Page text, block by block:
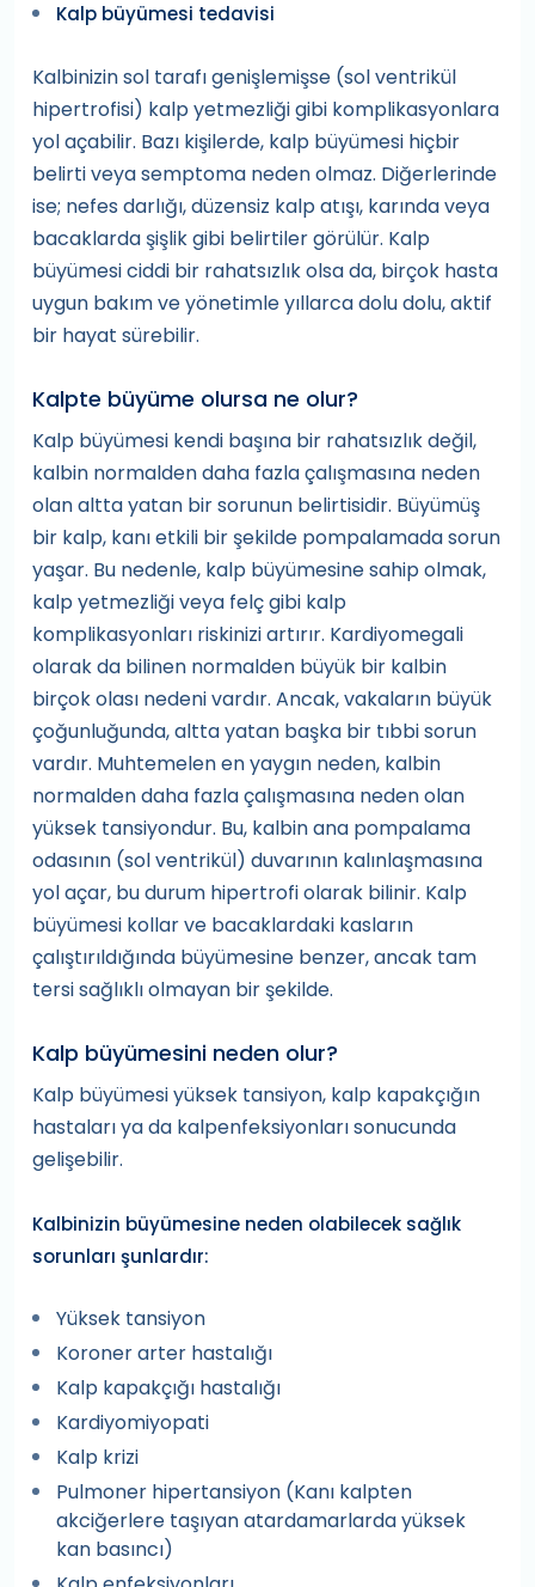
Kalp büyümesi tedavisi
Kalbinizin sol tarafı genişlemişse (sol ventrikül
hipertrofisi) kalp yetmezliği gibi komplikasyonlara
yol açabilir. Bazı kişilerde, kalp büyümesi hiçbir
belirti veya semptoma neden olmaz. Diğerlerinde
ise; nefes darlığı, düzensiz kalp atışı, karında veya
bacaklarda şişlik gibi belirtiler görülür. Kalp
büyümesi ciddi bir rahatsızlık olsa da, birçok hasta
uygun bakım ve yönetimle yıllarca dolu dolu, aktif
bir hayat sürebilir.
Kalpte büyüme olursa ne olur?
Kalp büyümesi kendi başına bir rahatsızlık değil,
kalbin normalden daha fazla çalışmasına neden
olan altta yatan bir sorunun belirtisidir. Büyümüş
bir kalp, kanı etkili bir şekilde pompalamada sorun
yaşar. Bu nedenle, kalp büyümesine sahip olmak,
kalp yetmezliği veya felç gibi kalp
komplikasyonları riskinizi artırır. Kardiyomegali
olarak da bilinen normalden büyük bir kalbin
birçok olası nedeni vardır. Ancak, vakaların büyük
çoğunluğunda, altta yatan başka bir tıbbi sorun
vardır. Muhtemelen en yaygın neden, kalbin
normalden daha fazla çalışmasına neden olan
yüksek tansiyondur. Bu, kalbin ana pompalama
odasının (sol ventrikül) duvarının kalınlaşmasına
yol açar, bu durum hipertrofi olarak bilinir. Kalp
büyümesi kollar ve bacaklardaki kasların
çalıştırıldığında büyümesine benzer, ancak tam
tersi sağlıklı olmayan bir şekilde.
Kalp büyümesini neden olur?
Kalp büyümesi yüksek tansiyon, kalp kapakçığın
hastaları ya da kalpenfeksiyonları sonucunda
gelişebilir.
Kalbinizin büyümesine neden olabilecek sağlık
sorunları şunlardır:
Yüksek tansiyon
Koroner arter hastalığı
Kalp kapakçığı hastalığı
Kardiyomiyopati
Kalp krizi
Pulmoner hipertansiyon (Kanı kalpten
akciğerlere taşıyan atardamarlarda yüksek
kan basıncı)